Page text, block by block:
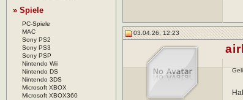
» Spiele
PC-Spiele
MAC
Sony PS2
Sony PS3
Sony PSP
Nintendo Wii
Nintendo DS
Nintendo 3DS
Microsoft XBOX
Microsoft XBOX360
03.04.26, 12:23